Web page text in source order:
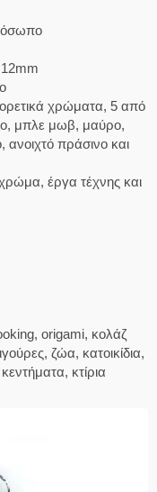
χρώματα, 5 από
μπλε μωβ, μαύρο,
πράσινο και
έργα τέχνης και
origami, κολάζ
ζώα, κατοικίδια,
κτίρια